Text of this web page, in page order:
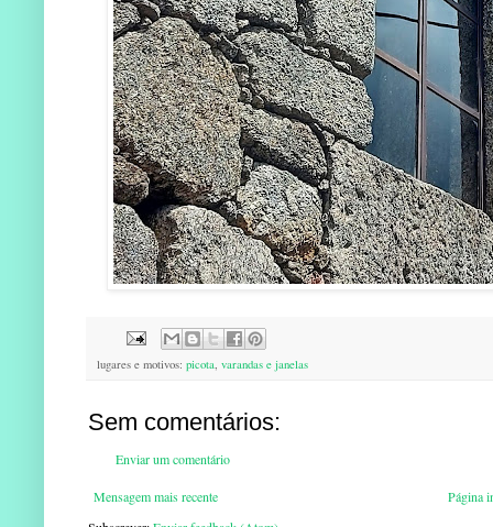
lugares e motivos: picota, varandas e janelas
Sem comentários:
Enviar um comentário
Mensagem mais recente
Página